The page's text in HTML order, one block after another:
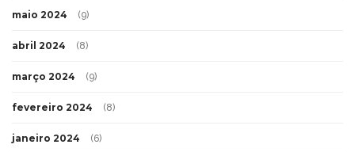
maio 2024 (9)
abril 2024 (8)
março 2024 (9)
fevereiro 2024 (8)
janeiro 2024 (6)